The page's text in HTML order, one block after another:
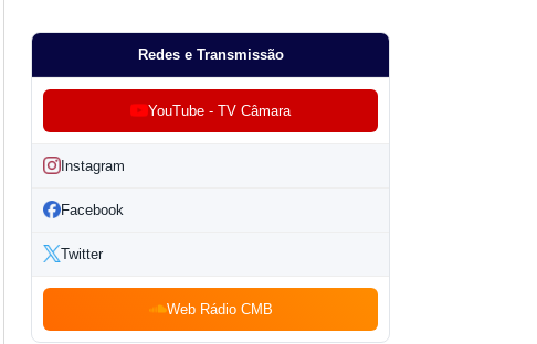
Redes e Transmissão
YouTube - TV Câmara
Instagram
Facebook
Twitter
Web Rádio CMB